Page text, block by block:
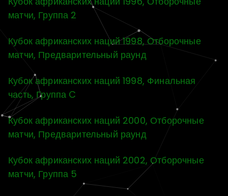
матчи, Группа 2
Кубок африканских наций 1998, Отборочные
матчи, Предварительный раунд
Кубок африканских наций 1998, Финальная
часть, Группа C
Кубок африканских наций 2000, Отборочные
матчи, Предварительный раунд
Кубок африканских наций 2002, Отборочные
матчи, Группа 5